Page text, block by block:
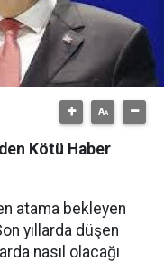
Kötü Haber
atama bekleyen
yıllarda düşen
nasıl olacağı